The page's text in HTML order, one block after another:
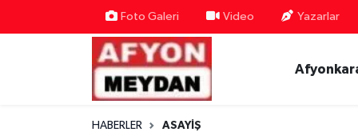
Foto Galeri Video Yazarlar
HABERLER ASAYIŞ
Nöbetçi Eczaneler
Hava Durumu